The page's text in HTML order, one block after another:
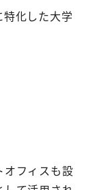
化した大学
オフィスも設